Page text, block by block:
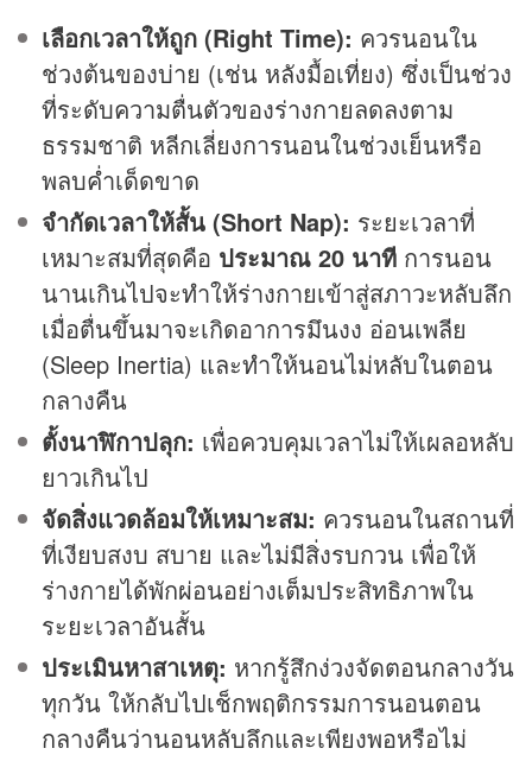
เลือกเวลาให้ถูก (Right Time): ควรนอนใน
ช่วงต้นของบ่าย (เช่น หลังมื้อเที่ยง) ซึ่งเป็นช่วง
ที่ระดับความตื่นตัวของร่างกายลดลงตาม
ธรรมชาติ หลีกเลี่ยงการนอนในช่วงเย็นหรือ
พลบค่ำเด็ดขาด
จำกัดเวลาให้สั้น (Short Nap): ระยะเวลาที่
เหมาะสมที่สุดคือ ประมาณ 20 นาที การนอน
นานเกินไปจะทำให้ร่างกายเข้าสู่สภาวะหลับลึก
เมื่อตื่นขึ้นมาจะเกิดอาการมึนงง อ่อนเพลีย
(Sleep Inertia) และทำให้นอนไม่หลับในตอน
กลางคืน
ตั้งนาฬิกาปลุก: เพื่อควบคุมเวลาไม่ให้เผลอหลับ
ยาวเกินไป
จัดสิ่งแวดล้อมให้เหมาะสม: ควรนอนในสถานที่
ที่เงียบสงบ สบาย และไม่มีสิ่งรบกวน เพื่อให้
ร่างกายได้พักผ่อนอย่างเต็มประสิทธิภาพใน
ระยะเวลาอันสั้น
ประเมินหาสาเหตุ: หากรู้สึกง่วงจัดตอนกลางวัน
ทุกวัน ให้กลับไปเช็กพฤติกรรมการนอนตอน
กลางคืนว่านอนหลับลึกและเพียงพอหรือไม่